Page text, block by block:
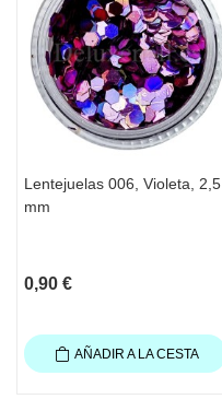
Lentejuelas 006, Violeta, 2,5
mm
0,90 €
AÑADIR A LA CESTA